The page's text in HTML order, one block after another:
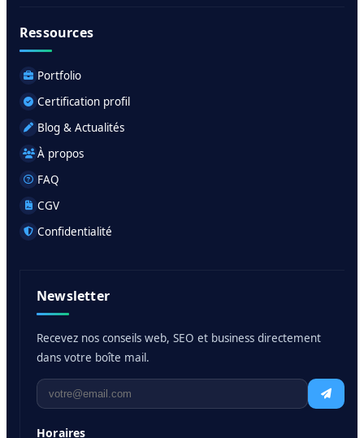
Ressources
Portfolio
Certification profil
Blog & Actualités
À propos
FAQ
CGV
Confidentialité
Newsletter
Recevez nos conseils web, SEO et business directement
dans votre boîte mail.
Horaires